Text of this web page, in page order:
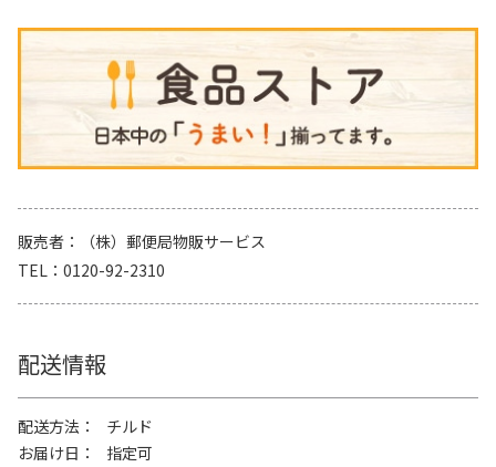
販売者
（株）郵便局物販サービス
TEL
0120-92-2310
配送情報
配送方法
チルド
お届け日
指定可